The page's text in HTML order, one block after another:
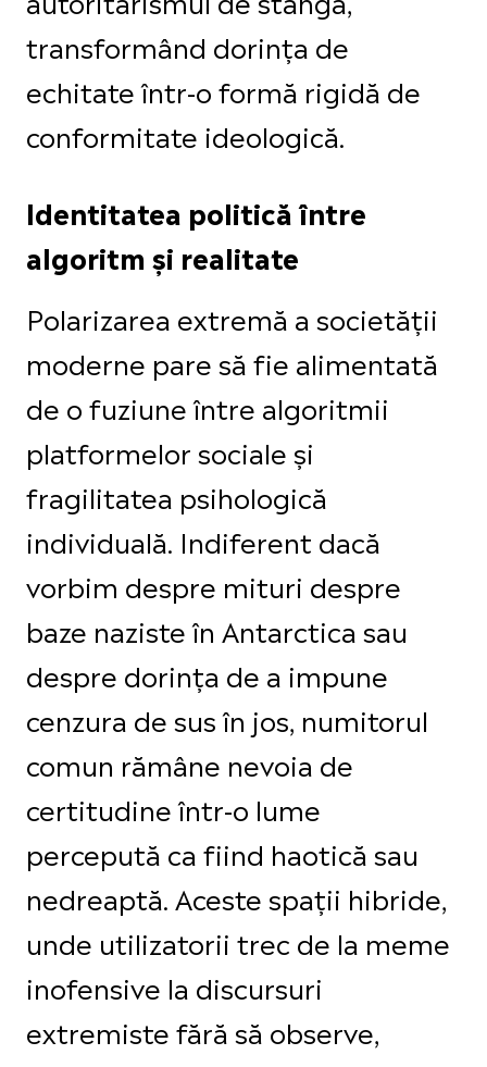
transformând dorința de
echitate într-o formă rigidă de
conformitate ideologică.
Identitatea politică între
algoritm și realitate
Polarizarea extremă a societății
moderne pare să fie alimentată
de o fuziune între algoritmii
platformelor sociale și
fragilitatea psihologică
individuală. Indiferent dacă
vorbim despre mituri despre
baze naziste în Antarctica sau
despre dorința de a impune
cenzura de sus în jos, numitorul
comun rămâne nevoia de
certitudine într-o lume
percepută ca fiind haotică sau
nedreaptă. Aceste spații hibride,
unde utilizatorii trec de la meme
inofensive la discursuri
extremiste fără să observe,